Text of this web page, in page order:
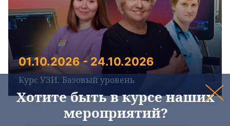
Хотите быть в курсе наших
мероприятий?
01.10.2026 - 24.10.2026
Курс УЗИ. Базовый уровень